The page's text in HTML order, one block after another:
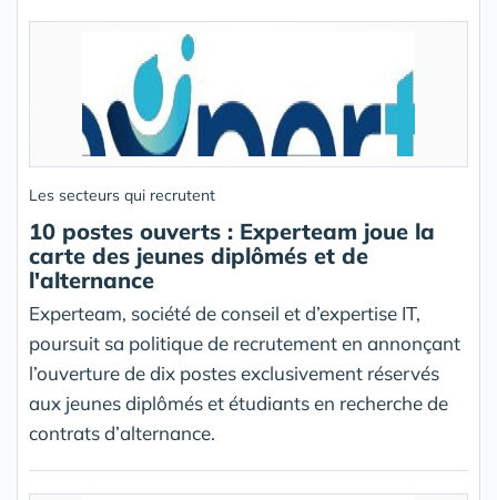
Les secteurs qui recrutent
10 postes ouverts : Experteam joue la
carte des jeunes diplômés et de
l'alternance
Experteam, société de conseil et d’expertise IT,
poursuit sa politique de recrutement en annonçant
l’ouverture de dix postes exclusivement réservés
aux jeunes diplômés et étudiants en recherche de
contrats d’alternance.